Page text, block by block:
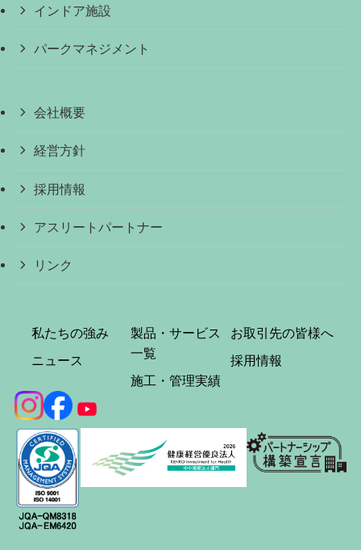
インドア施設
パークマネジメント
会社概要
経営方針
採用情報
アスリートパートナー
リンク
私たちの強み
ニュース
製品・サービス
一覧
施工・管理実績
お取引先の皆様へ
採用情報